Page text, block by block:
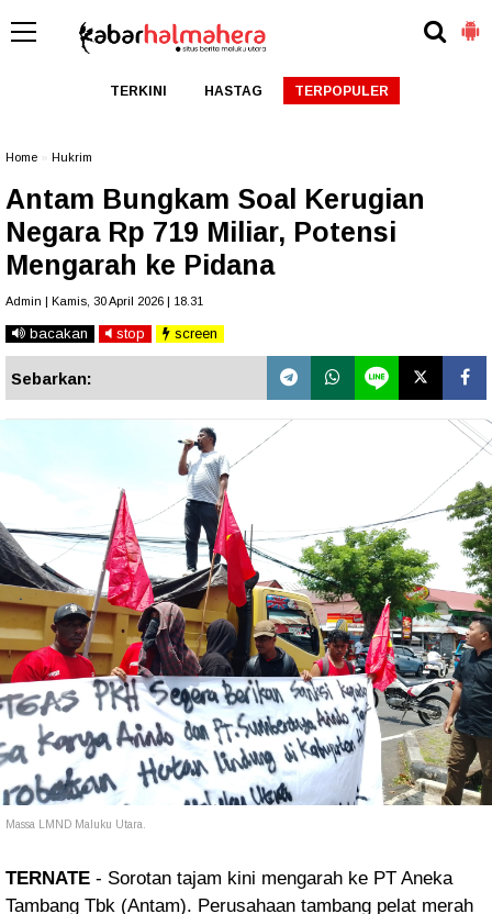
TERKINI HASTAG TERPOPULER
Home Hukrim
Antam Bungkam Soal Kerugian
Negara Rp 719 Miliar, Potensi
Mengarah ke Pidana
Admin | Kamis, 30 April 2026 | 18.31
bacakan stop screen
Sebarkan:
Massa LMND Maluku Utara.
TERNATE - Sorotan tajam kini mengarah ke PT Aneka
Tambang Tbk (Antam). Perusahaan tambang pelat merah